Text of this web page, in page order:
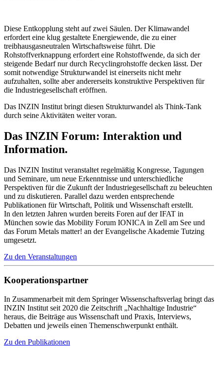
Diese Entkopplung steht auf zwei Säulen. Der Klimawandel
erfordert eine klug gestaltete Energiewende, die zu einer
treibhausgasneutralen Wirtschaftsweise führt. Die
Rohstoffverknappung erfordert eine Rohstoffwende, da sich der
steigende Bedarf nur durch Recyclingrohstoffe decken lässt. Der
somit notwendige Strukturwandel ist einerseits nicht mehr
aufzuhalten, sollte aber andererseits konstruktive Perspektiven für
die Industriegesellschaft eröffnen.
Das INZIN Institut bringt diesen Strukturwandel als Think-Tank
durch seine Aktivitäten weiter voran.
Das INZIN Forum: Interaktion und
Information.
Das INZIN Institut veranstaltet regelmäßig Kongresse, Tagungen
und Seminare, um neue Erkenntnisse und unterschiedliche
Perspektiven für die Zukunft der Industriegesellschaft zu beleuchten
und zu diskutieren. Parallel dazu werden entsprechende
Publikationen für Wirtschaft, Politik und Wissenschaft erstellt.
In den letzten Jahren wurden bereits Foren auf der IFAT in
München sowie das Mobility Forum IONICA in Zell am See und
das Forum Metals matter! an der Evangelische Akademie Tutzing
umgesetzt.
Zu den Veranstaltungen
Kooperationspartner
In Zusammenarbeit mit dem Springer Wissenschaftsverlag bringt das
INZIN Institut seit 2020 die Zeitschrift „Nachhaltige Industrie“
heraus, die Beiträge aus Wissenschaft und Praxis, Interviews,
Debatten und jeweils einen Themenschwerpunkt enthält.
Zu den Publikationen